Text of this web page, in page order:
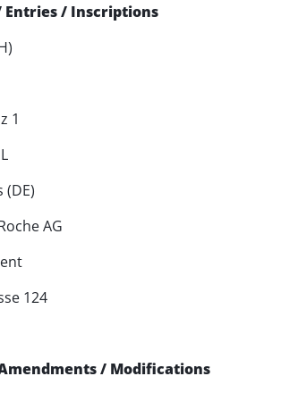
Entries / Inscriptions
1
(DE)
AG
124
/ Modifications